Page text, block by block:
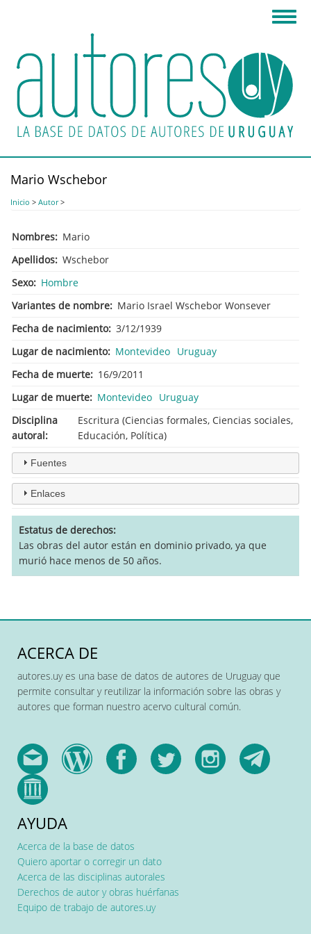
principal
Mario Wschebor
Inicio > Autor>
Nombres
Mario
Apellidos Wschebor
Sexo
Hombre
Variantes de nombre
Mario Israel Wschebor Wonsever
Fecha de nacimiento 3/12/1939
Lugar de nacimiento
Montevideo Uruguay
Fecha de muerte
16/9/2011
Lugar de muerte
Montevideo Uruguay
Disciplina
autoral
Escritura (Ciencias formales, Ciencias sociales,
Educación, Política)
Fuentes
Enlaces
Estatus de derechos
Las obras del autor están en dominio privado, ya que
murió hace menos de 50 años.
ACERCA DE
autores.uy es una base de datos de autores de Uruguay que
permite consultar y reutilizar la información sobre las obras y
autores que forman nuestro acervo cultural común.
AYUDA
Acerca de la base de datos
Quiero aportar o corregir un dato
Acerca de las disciplinas autorales
Derechos de autor y obras huérfanas
Equipo de trabajo de autores.uy